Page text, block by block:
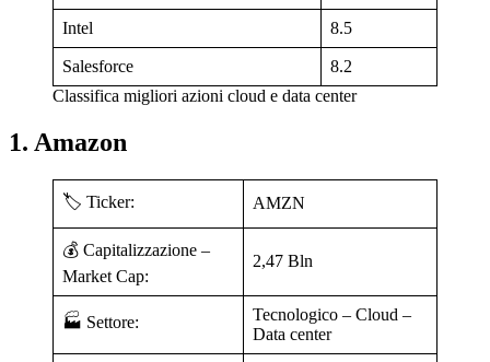
Intel 8.5
Salesforce
8.2
Classifica migliori azioni cloud e data center
1. Amazon
🏷️ Ticker: AMZN
💰 Capitalizzazione –
Market Cap:
2,47 Bln
🏭 Settore:
Tecnologico – Cloud –
Data center